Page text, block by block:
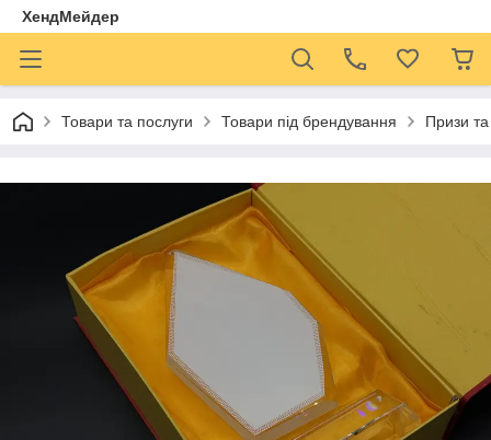
ХендМейдер
Товари та послуги Товари під брендування Призи та